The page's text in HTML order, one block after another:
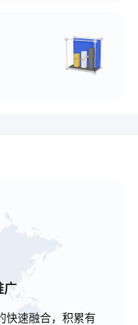
广
快速融合，积累有